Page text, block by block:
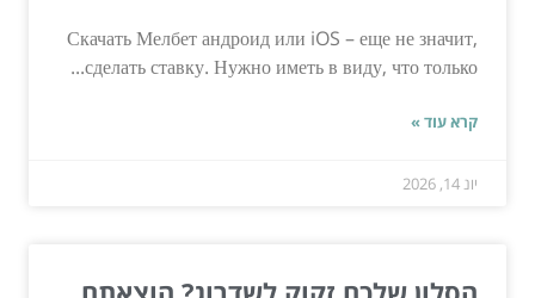
Скачать Мелбет андроид или iOS – еще не значит,
сделать ставку. Нужно иметь в виду, что только...
קרא עוד »
יונ 14, 2026